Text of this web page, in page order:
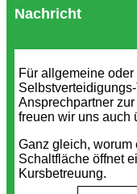
Nachricht
Für allgemeine
Ansprechpartner
freuen wir uns auch
Ganz gleich, worum
Schaltfläche öffnet
Kursbetreuung.